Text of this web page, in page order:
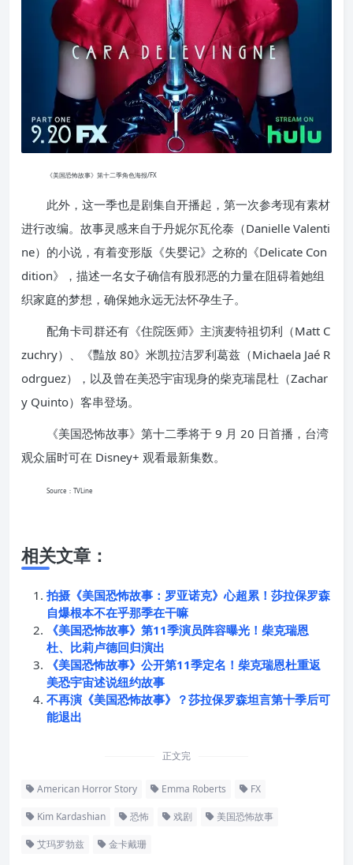
《美国恐怖故事》第十二季角色海报/FX
此外，这一季也是剧集自开播起，第一次参考现有素材
进行改编。故事灵感来自于丹妮尔瓦伦泰（Danielle Valenti
ne）的小说，有着变形版《失婴记》之称的《Delicate Con
dition》，描述一名女子确信有股邪恶的力量在阻碍着她组
织家庭的梦想，确保她永远无法怀孕生子。
配角卡司群还有《住院医师》主演麦特祖切利（Matt C
zuchry）、《豔放 80》米凯拉洁罗利葛兹（Michaela Jaé R
odrguez），以及曾在美恐宇宙现身的柴克瑞昆杜（Zachar
y Quinto）客串登场。
《美国恐怖故事》第十二季将于 9 月 20 日首播，台湾
观众届时可在 Disney+ 观看最新集数。
Source：TVLine
相关文章：
拍摄《美国恐怖故事：罗亚诺克》心超累！莎拉保罗森
自爆根本不在乎那季在干嘛
《美国恐怖故事》第11季演员阵容曝光！柴克瑞恩
杜、比莉卢德回归演出
《美国恐怖故事》公开第11季定名！柴克瑞恩杜重返
美恐宇宙述说纽约故事
不再演《美国恐怖故事》？莎拉保罗森坦言第十季后可
能退出
正文完
American Horror Story Emma Roberts FX
Kim Kardashian 恐怖 戏剧 美国恐怖故事
艾玛罗勃兹 金卡戴珊